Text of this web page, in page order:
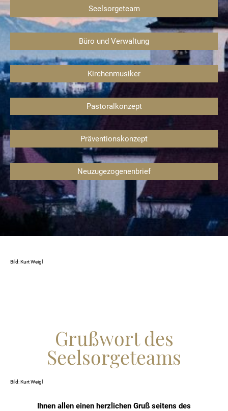
Seelsorgeteam
Büro und Verwaltung
Kirchenmusiker
Pastoralkonzept
Präventionskonzept
Neuzugezogenenbrief
Bild: Kurt Weigl
Grußwort des
Seelsorgeteams
Bild: Kurt Weigl
Ihnen allen einen herzlichen Gruß seitens des